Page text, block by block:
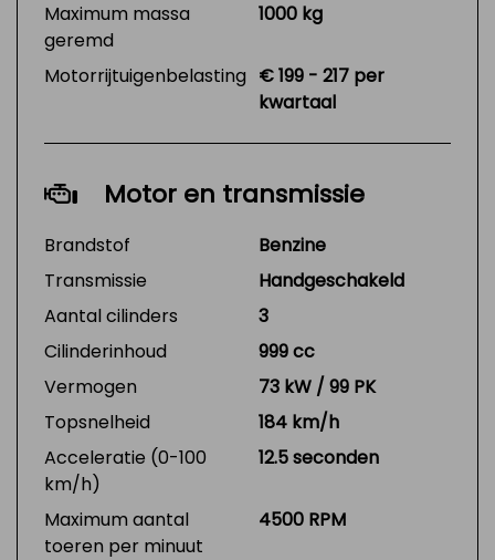
Maximum massa
geremd
1000 kg
Motorrijtuigenbelasting € 199 - 217 per
kwartaal
Motor en transmissie
Brandstof
Benzine
Transmissie
Handgeschakeld
Aantal cilinders
3
Cilinderinhoud
999 cc
Vermogen
73 kW / 99 PK
Topsnelheid
184 km/h
Acceleratie (0-100
km/h)
12.5 seconden
Maximum aantal
toeren per minuut
4500 RPM